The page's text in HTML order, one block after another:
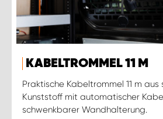
KABELTROMMEL 11 M
Praktische Kabeltrommel 11 m
Kunststoff mit automatischer
schwenkbarer Wandhalterung.